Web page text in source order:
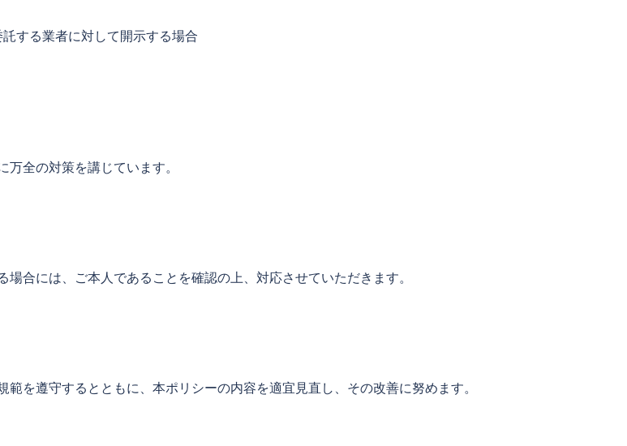
する業者に対して開示する場合
全の対策を講じています。
合には、ご本人であることを確認の上、対応させていただきます。
を遵守するとともに、本ポリシーの内容を適宜見直し、その改善に努めます。